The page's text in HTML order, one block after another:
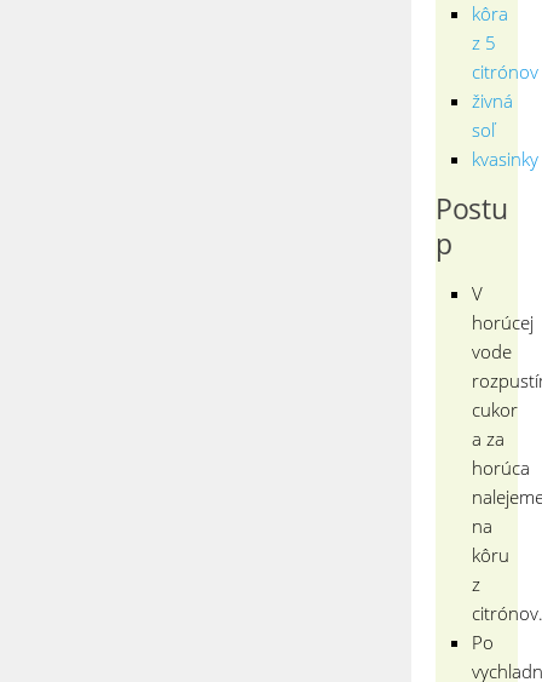
kôra
z 5
citrónov
živná
soľ
kvasinky
Postu
p
V
horúcej
vode
cukor
a za
horúca
na
kôru
z
citrónov.
Po